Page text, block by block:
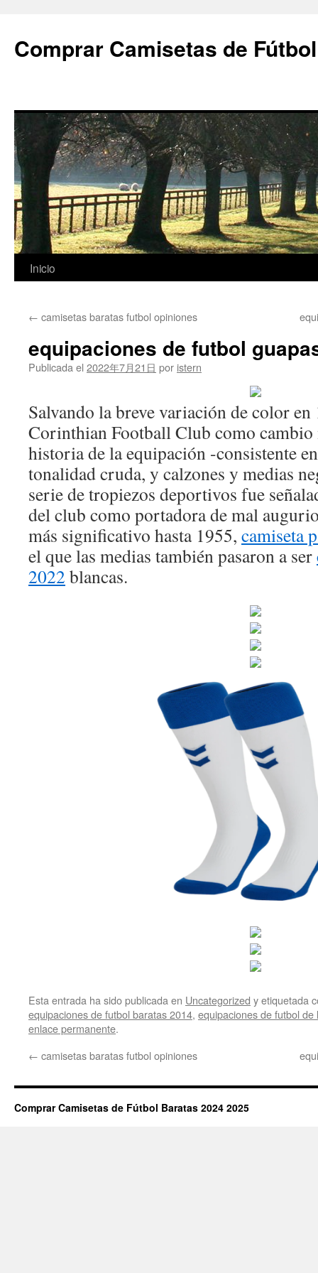
Comprar Camisetas de
Saltar
contenido
Inicio
← camisetas baratas futbol opiniones
equipaciones de futbol
Publicada el 2022年7月21日 por istern
Salvando la breve variación de color
Corinthian Football Club como
historia de la equipación -consistente
tonalidad cruda, y calzones y medias
serie de tropiezos deportivos fue
del club como portadora de mal
más significativo hasta 1955, camiseta
el que las medias también pasaron a ser
2022 blancas.
Esta entrada ha sido publicada en Uncategorized y etiquetada
equipaciones de futbol baratas 2014, equipaciones de futbol
enlace permanente.
← camisetas baratas futbol opiniones
Comprar Camisetas de Fútbol Baratas 2024 2025